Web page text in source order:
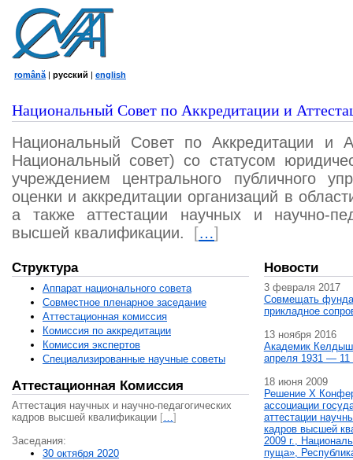
română | русский | english
Национальный Совет по Аккредитации и
Национальный Совет по Аккредитации и
Национальный совет) со статусом
учреждением центрального публичного
оценки и аккредитации организаций в
а также аттестации научных и научно-
высшей квалификации.
[…]
Структура
Аппарат национального совета
Совместное пленарное заседание
Аттестационная комисcия
Комиссия по аккредитации
Комиссия экспертов
Специализированные научные советы
Аттестационная Комиссия
Аттестация научных и научно-педагогических
кадров высшей квалификации […]
Заседания:
30 октября 2020
Новости
3 февраля 2017
Совмещать
прикладное
13 ноября 2016
Академик
апреля 1931 — 11
18 июня 2009
Решение X
ассоциации
аттестации
кадров высшей
2009 г.,
пуща»,